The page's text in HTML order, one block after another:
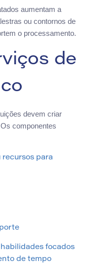
aumentam a
ou contornos de
o processamento.
de
devem criar
componentes
para
focados
de tempo